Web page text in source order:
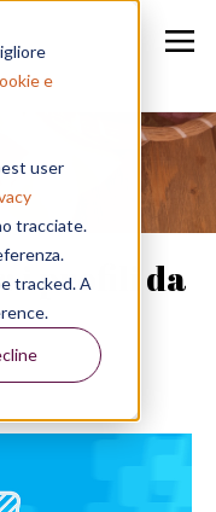
e
user
tracciate.
tracked. A
i profili da